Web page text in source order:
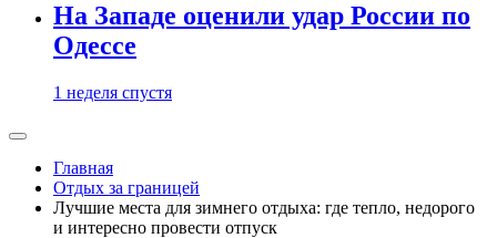
На Западе оценили удар России по
Одессе
1 неделя спустя
Главная
Отдых за границей
Лучшие места для зимнего отдыха: где тепло, недорого
и интересно провести отпуск